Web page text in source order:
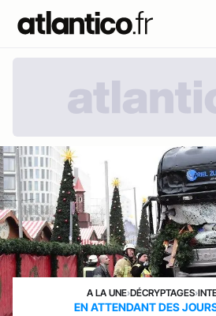
A LA UNE›DÉCRYPTAGES›
EN ATTENDANT DES